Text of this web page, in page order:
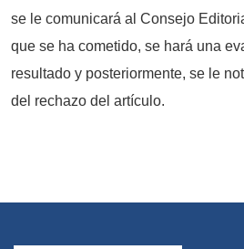
se le comunicará al Consejo
que se ha cometido, se hará una
resultado y posteriormente, se le
del rechazo del artículo.